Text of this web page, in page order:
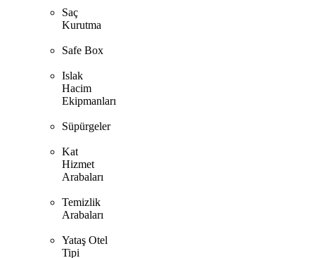
Saç
Kurutma
Safe Box
Islak
Hacim
Ekipmanları
Süpürgeler
Kat
Hizmet
Arabaları
Temizlik
Arabaları
Yataş Otel
Tipi